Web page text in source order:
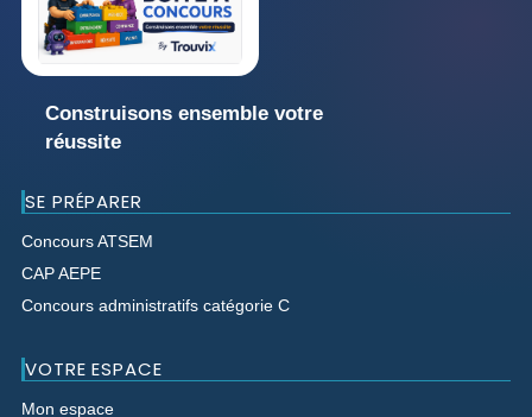
Construisons ensemble votre
réussite
SE PRÉPARER
Concours ATSEM
CAP AEPE
Concours administratifs catégorie C
VOTRE ESPACE
Mon espace